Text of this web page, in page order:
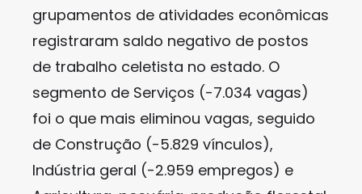
grupamentos de atividades econômicas
registraram saldo negativo de postos
de trabalho celetista no estado. O
segmento de Serviços (-7.034 vagas)
foi o que mais eliminou vagas, seguido
de Construção (-5.829 vínculos),
Indústria geral (-2.959 empregos) e